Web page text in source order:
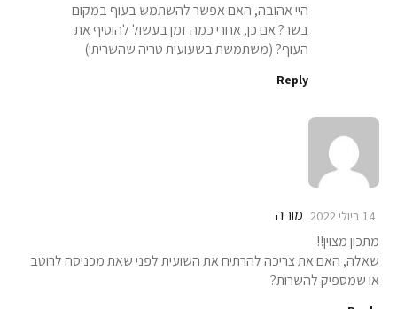
היי אהובה, האם אפשר להשתמש בעוף במקום
בשר? אם כן, אחרי כמה זמן בעשול להוסיף את
העוף? (משתמשת בשעועית טריה שהשריתי)
Reply
מוריה 14 ביולי 2022
מתכון מצוין!!
שאלה, האם את צריכה להרתיח את השועית לפני שאת מכניסה לרוטב
או שמספיק להשרות?